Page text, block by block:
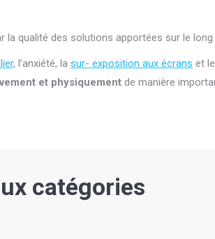
qualité des solutions apportées sur le long
l’anxiété, la sur- exposition aux écrans et
et physiquement de manière
catégories